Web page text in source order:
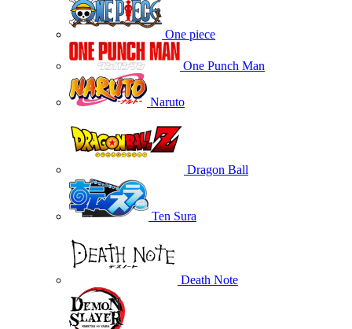
One piece
One Punch Man
Naruto
Dragon Ball
Ten Sura
Death Note